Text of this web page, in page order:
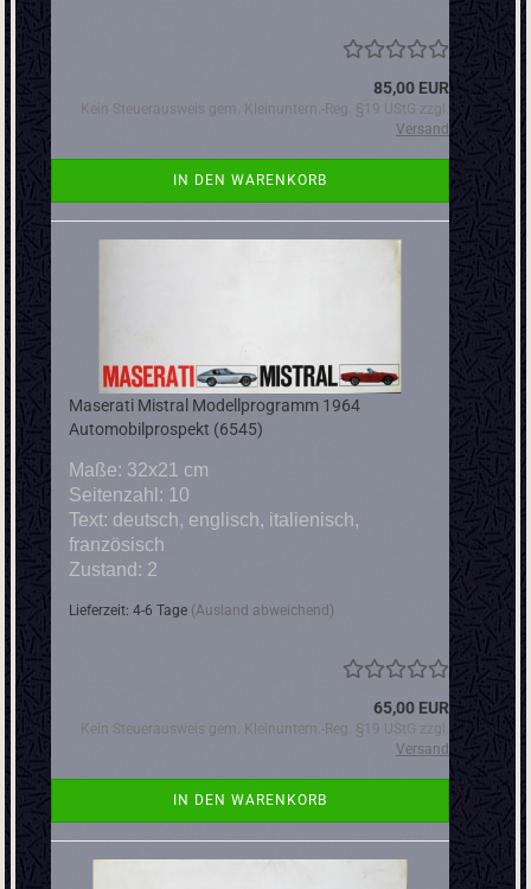
85,00 EUR
Kein Steuerausweis gem. Kleinuntern.-Reg. §19 UStG zzgl.
Versand
IN DEN WARENKORB
Maserati Mistral Modellprogramm 1964
Automobilprospekt (6545)
Maße: 32x21 cm
Seitenzahl: 10
Text: deutsch, englisch, italienisch,
französisch
Zustand: 2
Lieferzeit: 4-6 Tage (Ausland abweichend)
65,00 EUR
Kein Steuerausweis gem. Kleinuntern.-Reg. §19 UStG zzgl.
Versand
IN DEN WARENKORB